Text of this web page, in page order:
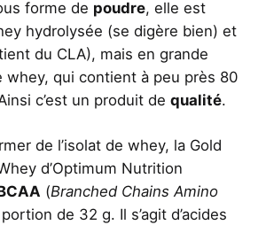
forme de poudre, elle est
hydrolysée (se digère bien) et
du CLA), mais en grande
whey, qui contient à peu près 80
c’est un produit de qualité.
de l’isolat de whey, la Gold
d’Optimum Nutrition
(Branched Chains Amino
de 32 g. Il s’agit d’acides